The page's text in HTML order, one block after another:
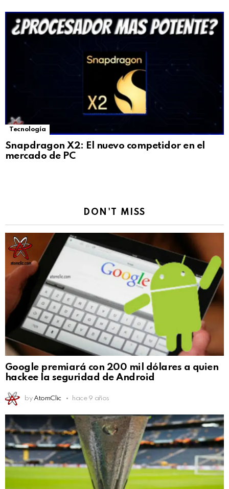
Tecnología
Snapdragon X2: El nuevo competidor en el
mercado de PC
DON'T MISS
Google premiará con 200 mil dólares a quien
hackee la seguridad de Android
by AtomClic hace 9 años